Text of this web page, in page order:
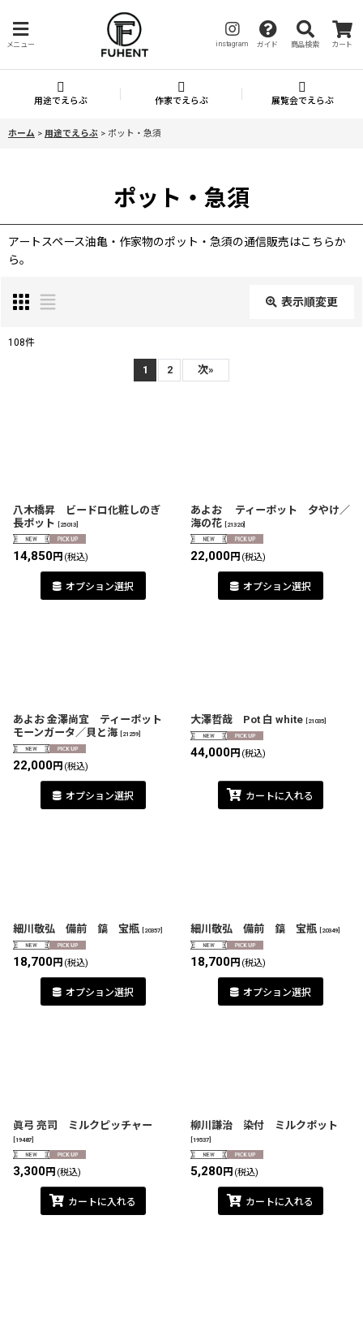
メニュー instagram ガイド 商品検索 カート
用途でえらぶ 作家でえらぶ 展覧会でえらぶ
ホーム > 用途でえらぶ > ポット・急須
ポット・急須
アートスペース油亀・作家物のポット・急須の通信販売はこちらか
ら。
表示順変更
108件
1 2 次»
八木橋昇 ビードロ化粧しのぎ
長ポット
[25013]
14,850円 (税込)
オプション選択
あよお ティーポット 夕やけ／
海の花 [21320]
22,000円 (税込)
オプション選択
あよお 金澤尚宜 ティーポット
モーンガータ／貝と海
21259
22,000円 (税込)
オプション選択
大澤哲哉 Pot 白 white 21035
44,000円 (税込)
カートに入れる
細川敬弘 備前 鎬 宝瓶 20357
18,700円 (税込)
オプション選択
細川敬弘 備前 鎬 宝瓶 20349
18,700円 (税込)
オプション選択
眞弓 亮司 ミルクピッチャー
19487
3,300円 (税込)
カートに入れる
柳川謙治 染付 ミルクポット
19537
5,280円 (税込)
カートに入れる